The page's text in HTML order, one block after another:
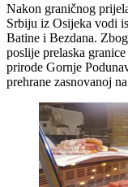
Nakon graničnog
Srbiju iz Osijeka vodi
Batine i Bezdana.
poslije prelaska
prirode Gornje
prehrane zasnovanoj